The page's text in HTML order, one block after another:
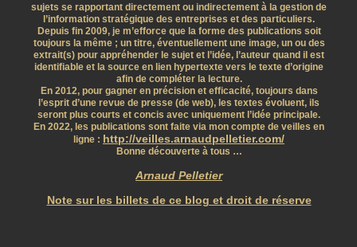
sujets se rapportant directement ou indirectement à la gestion de
l’information stratégique des entreprises et des particuliers.
Depuis fin 2009, je m’efforce que la forme des publications soit
toujours la même ; un titre, éventuellement une image, un ou des
extrait(s) pour appréhender le sujet et l’idée, l’auteur quand il est
identifiable et la source en lien hypertexte vers le texte d’origine
afin de compléter la lecture.
En 2012, pour gagner en précision et efficacité, toujours dans
l’esprit d’une revue de presse (de web), les textes évoluent, ils
seront plus courts et concis avec uniquement l’idée principale.
En 2022, les publications sont faite via mon compte de veilles en
ligne : http://veilles.arnaudpelletier.com/
Bonne découverte à tous …
Arnaud Pelletier
Note sur les billets de ce blog et droit de réserve